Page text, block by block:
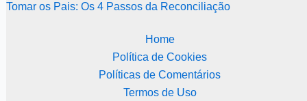
Tomar os Pais: Os 4 Passos da Reconciliação
Home
Política de Cookies
Políticas de Comentários
Termos de Uso